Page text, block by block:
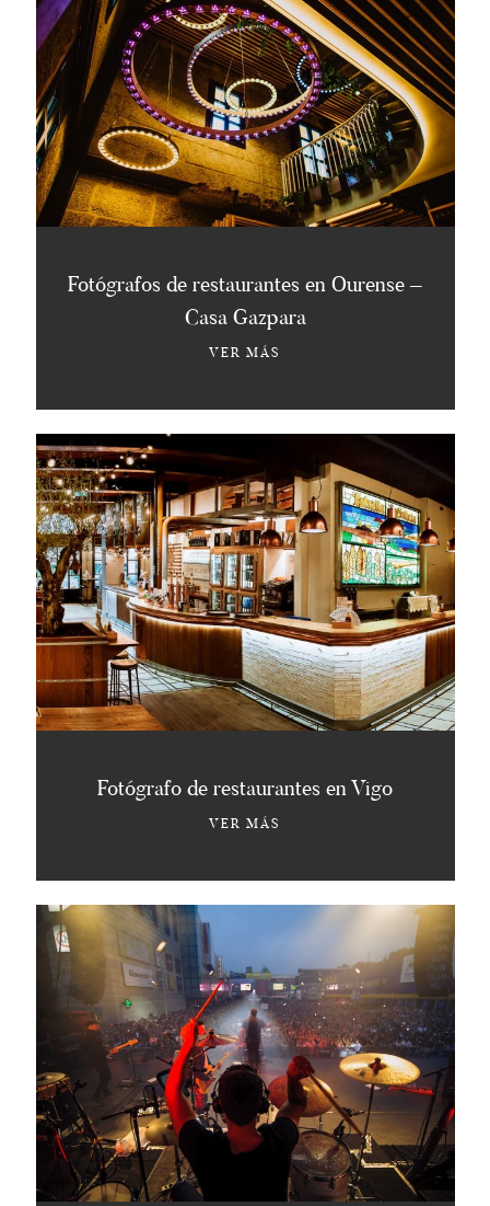
Fotógrafos de restaurantes en Ourense –
Casa Gazpara
VER MÁS
Fotógrafo de restaurantes en Vigo
VER MÁS